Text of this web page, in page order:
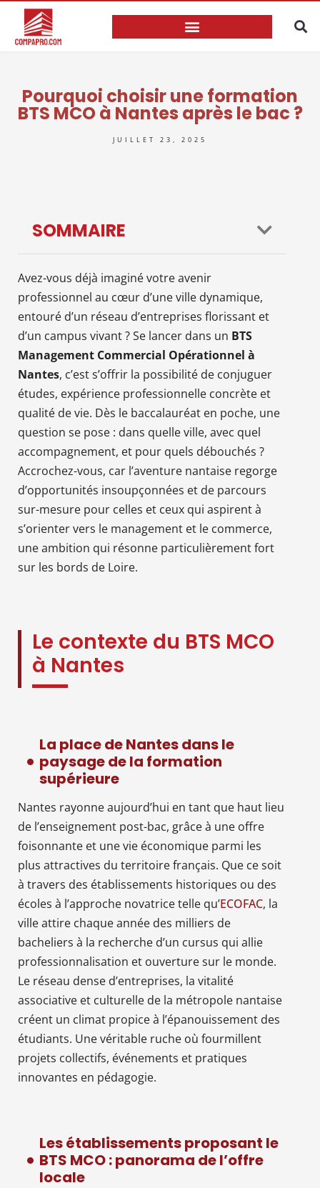
Pourquoi choisir une formation
BTS MCO à Nantes après le bac ?
JUILLET 23, 2025
SOMMAIRE
Avez-vous déjà imaginé votre avenir
professionnel au cœur d’une ville dynamique,
entouré d’un réseau d’entreprises florissant et
d’un campus vivant ? Se lancer dans un BTS
Management Commercial Opérationnel à
Nantes, c’est s’offrir la possibilité de conjuguer
études, expérience professionnelle concrète et
qualité de vie. Dès le baccalauréat en poche, une
question se pose : dans quelle ville, avec quel
accompagnement, et pour quels débouchés ?
Accrochez-vous, car l’aventure nantaise regorge
d’opportunités insoupçonnées et de parcours
sur-mesure pour celles et ceux qui aspirent à
s’orienter vers le management et le commerce,
une ambition qui résonne particulièrement fort
sur les bords de Loire.
Le contexte du BTS MCO
à Nantes
La place de Nantes dans le
paysage de la formation
supérieure
Nantes rayonne aujourd’hui en tant que haut lieu
de l’enseignement post-bac, grâce à une offre
foisonnante et une vie économique parmi les
plus attractives du territoire français. Que ce soit
à travers des établissements historiques ou des
écoles à l’approche novatrice telle qu’ECOFAC, la
ville attire chaque année des milliers de
bacheliers à la recherche d’un cursus qui allie
professionnalisation et ouverture sur le monde.
Le réseau dense d’entreprises, la vitalité
associative et culturelle de la métropole nantaise
créent un climat propice à l’épanouissement des
étudiants. Une véritable ruche où fourmillent
projets collectifs, événements et pratiques
innovantes en pédagogie.
Les établissements proposant le
BTS MCO : panorama de l’offre
locale